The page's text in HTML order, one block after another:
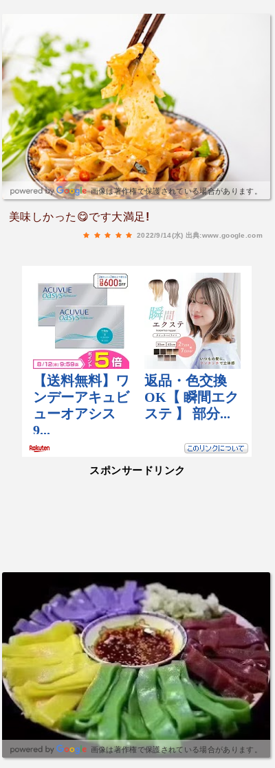
画像は著作権で保護されている場合があります。
美味しかった😋です大満足!
2022/9/14(水) 出典:www.google.com
スポンサードリンク
画像は著作権で保護されている場合があります。